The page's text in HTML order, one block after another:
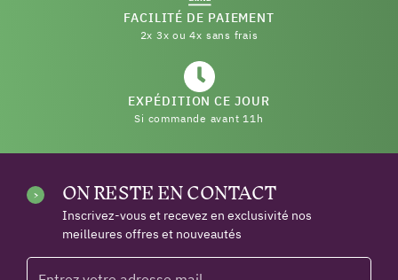
FACILITÉ DE PAIEMENT
2x 3x ou 4x sans frais
EXPÉDITION CE JOUR
Si commande avant 11h
ON RESTE EN CONTACT
Inscrivez-vous et recevez en exclusivité nos
meilleures offres et nouveautés